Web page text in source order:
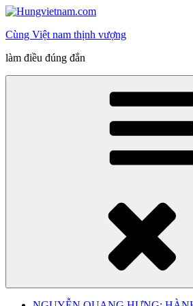
Skip
content
Cùng Việt nam thịnh vượng
làm điều đúng đắn